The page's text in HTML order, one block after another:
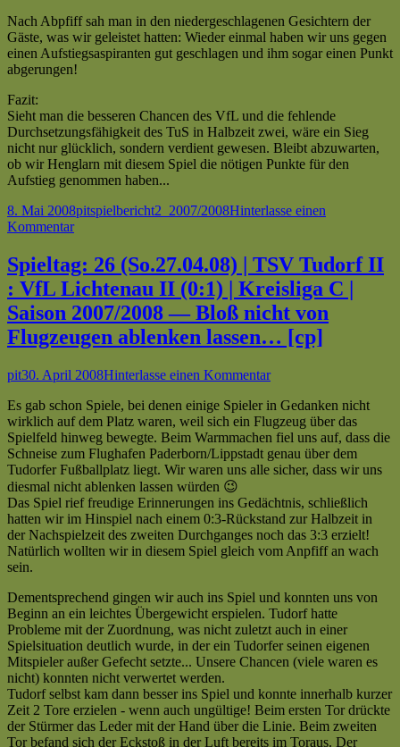
Nach Abpfiff sah man in den niedergeschlagenen Gesichtern der
Gäste, was wir geleistet hatten: Wieder einmal haben wir uns gegen
einen Aufstiegsaspiranten gut geschlagen und ihm sogar einen Punkt
abgerungen!
Fazit:
Sieht man die besseren Chancen des VfL und die fehlende
Durchsetzungsfähigkeit des TuS in Halbzeit zwei, wäre ein Sieg
nicht nur glücklich, sondern verdient gewesen. Bleibt abzuwarten,
ob wir Henglarn mit diesem Spiel die nötigen Punkte für den
Aufstieg genommen haben...
Veröffentlicht
am
8. Mai 2008Autor
pitKategorien
spielberichtSchlagwörter
2_2007/2008Hinterlasse einen
Kommentarzu
27
(So.04.05.08)
|
VfL
Lichtenau
II
TuS
GW
Henglarn
(0:0)
|
Kreisliga
C
|
Saison
2007/2008
—
Tabellenführer
Spieltag: 26 (So.27.04.08) | TSV Tudorf II
: VfL Lichtenau II (0:1) | Kreisliga C |
Saison 2007/2008 — Bloß nicht von
Flugzeugen ablenken lassen… [cp]
Autor
pitVeröffentlicht
30. April 2008Hinterlasse einen Kommentarzu
26
(So.27.04.08)
|
TSV
Tudorf
:
VfL
Lichtenau
II
Kreisliga
C
|
Saison
2007/2008
Bloß
nicht
von
Flugzeugen
Es gab schon Spiele, bei denen einige Spieler in Gedanken nicht
wirklich auf dem Platz waren, weil sich ein Flugzeug über das
Spielfeld hinweg bewegte. Beim Warmmachen fiel uns auf, dass die
Schneise zum Flughafen Paderborn/Lippstadt genau über dem
Tudorfer Fußballplatz liegt. Wir waren uns alle sicher, dass wir uns
diesmal nicht ablenken lassen würden 😉
Das Spiel rief freudige Erinnerungen ins Gedächtnis, schließlich
hatten wir im Hinspiel nach einem 0:3-Rückstand zur Halbzeit in
der Nachspielzeit des zweiten Durchganges noch das 3:3 erzielt!
Natürlich wollten wir in diesem Spiel gleich vom Anpfiff an wach
sein.
Dementsprechend gingen wir auch ins Spiel und konnten uns von
Beginn an ein leichtes Übergewicht erspielen. Tudorf hatte
Probleme mit der Zuordnung, was nicht zuletzt auch in einer
Spielsituation deutlich wurde, in der ein Tudorfer seinen eigenen
Mitspieler außer Gefecht setzte... Unsere Chancen (viele waren es
nicht) konnten nicht verwertet werden.
Tudorf selbst kam dann besser ins Spiel und konnte innerhalb kurzer
Zeit 2 Tore erzielen - wenn auch ungültige! Beim ersten Tor drückte
der Stürmer das Leder mit der Hand über die Linie. Beim zweiten
Tor befand sich der Eckstoß in der Luft bereits im Toraus. Der